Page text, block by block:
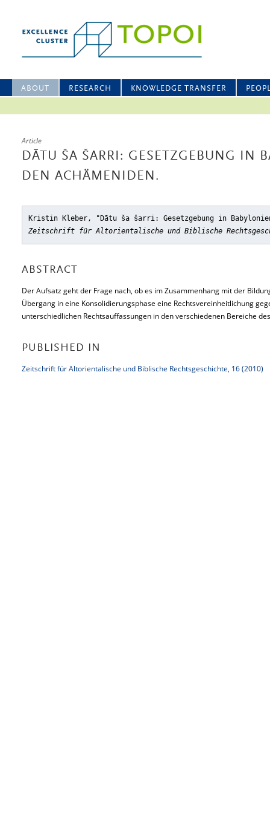
ABOUT RESEARCH KNOWLEDGE TRANSFER
Article
DĀTU ŠA ŠARRI: GESETZGEBUNG IN
DEN ACHÄMENIDEN.
Kristin Kleber, "Dātu ša šarri: Gesetzgebung in
Zeitschrift für Altorientalische und Biblische
ABSTRACT
Der Aufsatz geht der Frage nach, ob es im Zusammenhang mit der
Übergang in eine Konsolidierungsphase eine Rechtsvereinheitlichung
unterschiedlichen Rechtsauffassungen in den verschiedenen Bereiche
PUBLISHED IN
Zeitschrift für Altorientalische und Biblische Rechtsgeschichte, 16 (2010)